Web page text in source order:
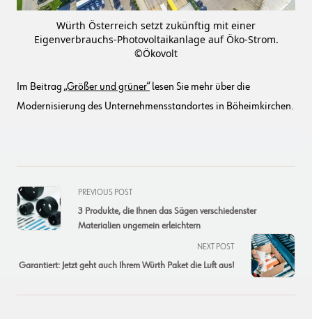
Würth Österreich setzt zukünftig mit einer
Eigenverbrauchs-Photovoltaikanlage auf Öko-Strom.
©Ökovolt
Im Beitrag „Größer und grüner“ lesen Sie mehr über die
Modernisierung des Unternehmensstandortes in Böheimkirchen.
<span
class="nav-
subtitle
PREVIOUS POST
3 Produkte, die Ihnen das Sägen verschiedenster
Materialien ungemein erleichtern
NEXT POST
Garantiert: Jetzt geht auch Ihrem Würth Paket die Luft aus!